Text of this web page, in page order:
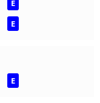
E
E
E